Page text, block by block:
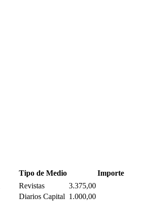
Tipo de Medio
Importe
Revistas
3.375,00
Diarios Capital 1.000,00